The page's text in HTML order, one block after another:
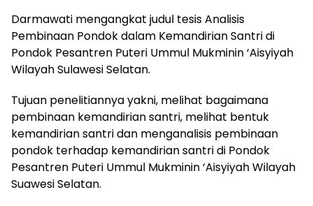
Darmawati mengangkat judul tesis Analisis
Pembinaan Pondok dalam Kemandirian Santri di
Pondok Pesantren Puteri Ummul Mukminin ‘Aisyiyah
Wilayah Sulawesi Selatan.
Tujuan penelitiannya yakni, melihat bagaimana
pembinaan kemandirian santri, melihat bentuk
kemandirian santri dan menganalisis pembinaan
pondok terhadap kemandirian santri di Pondok
Pesantren Puteri Ummul Mukminin ‘Aisyiyah Wilayah
Suawesi Selatan.